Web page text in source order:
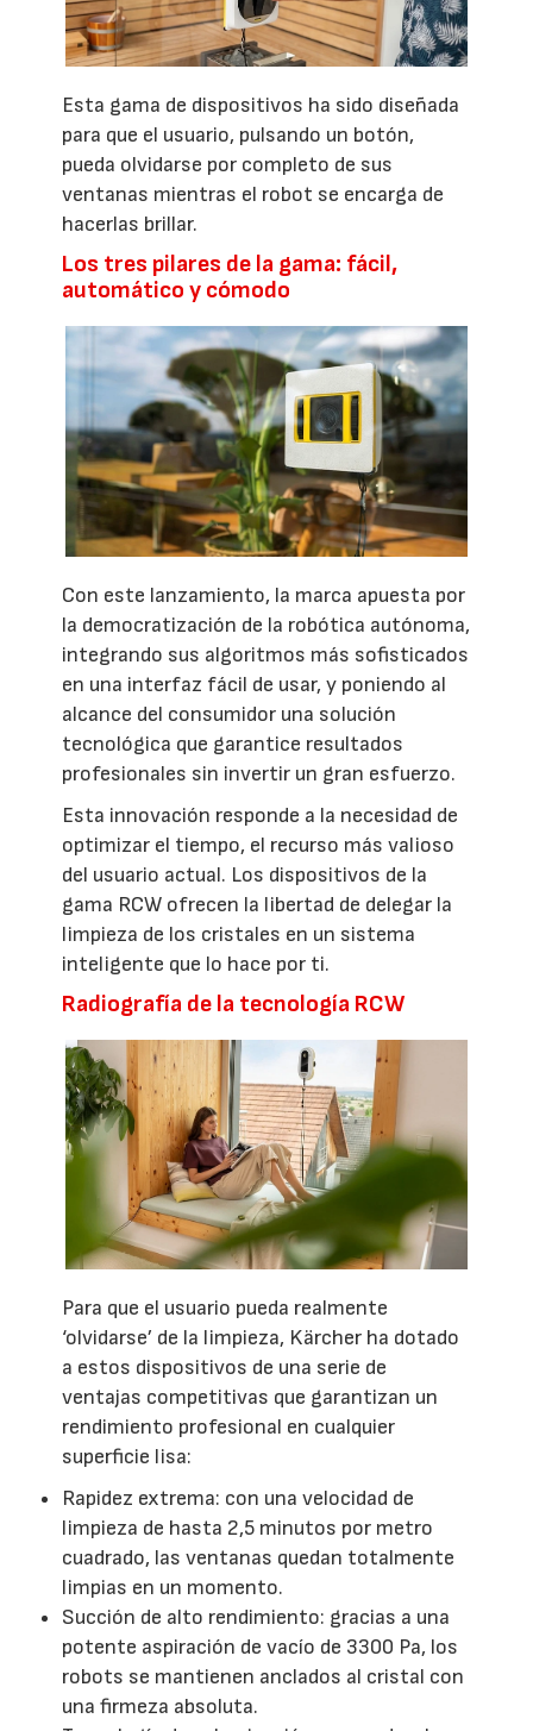
Esta gama de dispositivos ha sido diseñada
para que el usuario, pulsando un botón,
pueda olvidarse por completo de sus
ventanas mientras el robot se encarga de
hacerlas brillar.
Los tres pilares de la gama: fácil,
automático y cómodo
Con este lanzamiento, la marca apuesta por
la democratización de la robótica autónoma,
integrando sus algoritmos más sofisticados
en una interfaz fácil de usar, y poniendo al
alcance del consumidor una solución
tecnológica que garantice resultados
profesionales sin invertir un gran esfuerzo.
Esta innovación responde a la necesidad de
optimizar el tiempo, el recurso más valioso
del usuario actual. Los dispositivos de la
gama RCW ofrecen la libertad de delegar la
limpieza de los cristales en un sistema
inteligente que lo hace por ti.
Radiografía de la tecnología RCW
Para que el usuario pueda realmente
‘olvidarse’ de la limpieza, Kärcher ha dotado
a estos dispositivos de una serie de
ventajas competitivas que garantizan un
rendimiento profesional en cualquier
superficie lisa:
Rapidez extrema: con una velocidad de
limpieza de hasta 2,5 minutos por metro
cuadrado, las ventanas quedan totalmente
limpias en un momento.
Succión de alto rendimiento: gracias a una
potente aspiración de vacío de 3300 Pa, los
robots se mantienen anclados al cristal con
una firmeza absoluta.